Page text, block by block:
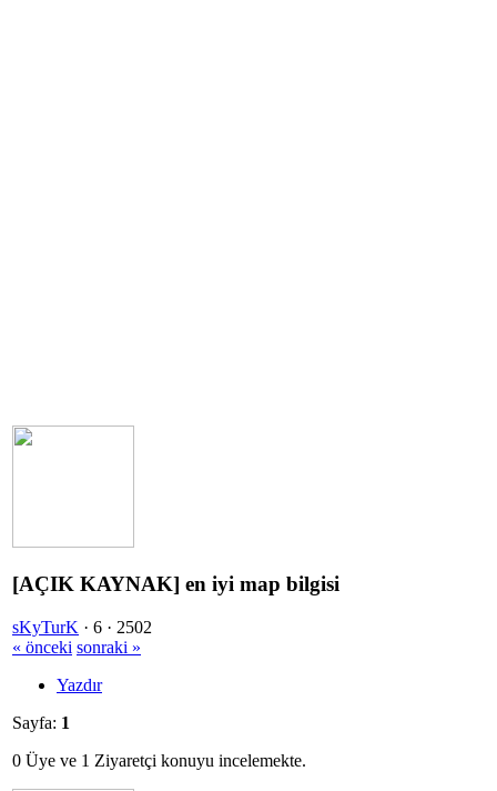
[AÇIK KAYNAK] en iyi map bilgisi
sKyTurK · 6 · 2502
« önceki sonraki »
Yazdır
Sayfa: 1
0 Üye ve 1 Ziyaretçi konuyu incelemekte.